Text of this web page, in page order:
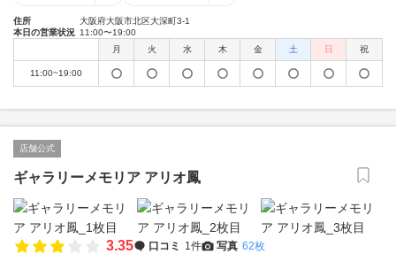
住所
大阪府大阪市北区大深町3-1
本日の営業状況 11:00〜19:00
月
火 水 木 金 土 日 祝
11:00~19:00
店舗公式
ギャラリーメモリア アリオ鳳
3.35 口コミ 1件 写真 62枚